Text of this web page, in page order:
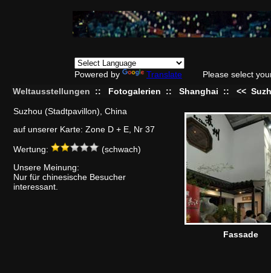
Powered by Translate
Please select
Weltausstellungen
:: Fotogalerien :: Shanghai :: <<
Suzhou (Stadtpavillon), China
auf unserer Karte: Zone D + E, Nr 37
Wertung:
(schwach)
Unsere Meinung:
Nur für chinesische Besucher
interessant.
Fassade